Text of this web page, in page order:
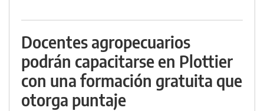
Docentes agropecuarios
podrán capacitarse en Plottier
con una formación gratuita que
otorga puntaje